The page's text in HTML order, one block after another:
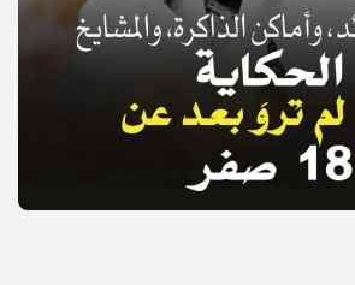
© Copyright 2025, APS